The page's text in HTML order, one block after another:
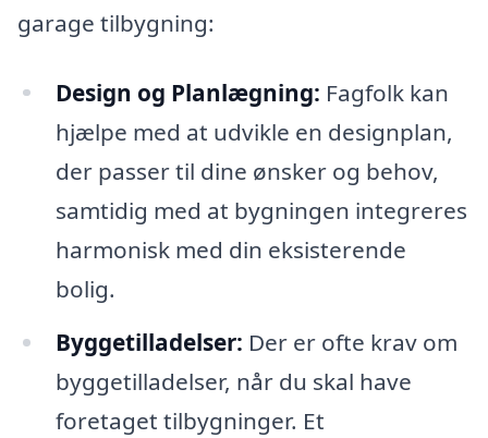
garage tilbygning:
Design og Planlægning: Fagfolk kan
hjælpe med at udvikle en designplan,
der passer til dine ønsker og behov,
samtidig med at bygningen integreres
harmonisk med din eksisterende
bolig.
Byggetilladelser: Der er ofte krav om
byggetilladelser, når du skal have
foretaget tilbygninger. Et